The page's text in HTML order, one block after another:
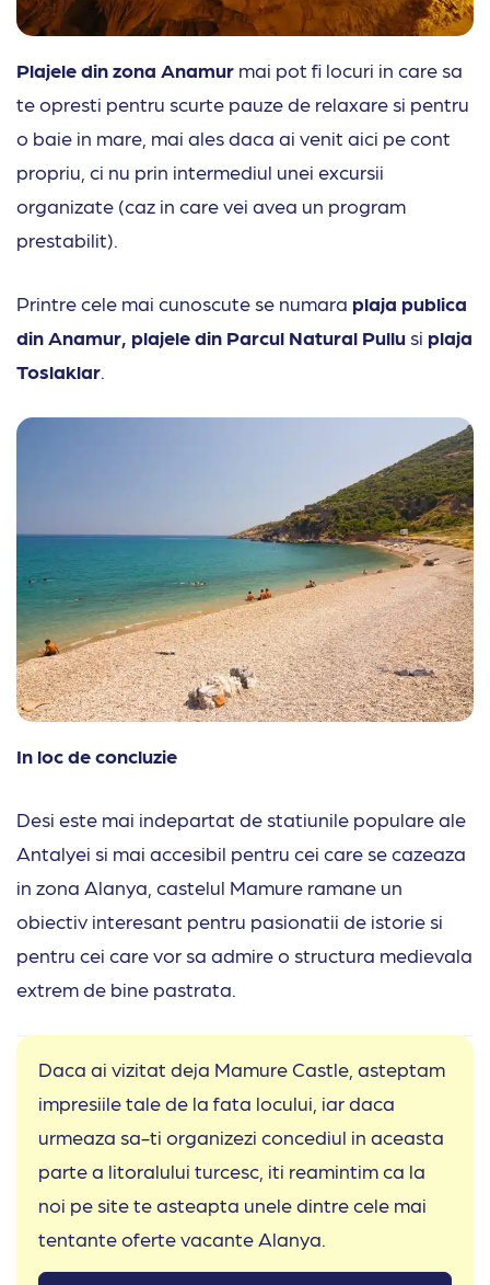
Plajele din zona Anamur mai pot fi locuri in care sa
te opresti pentru scurte pauze de relaxare si pentru
o baie in mare, mai ales daca ai venit aici pe cont
propriu, ci nu prin intermediul unei excursii
organizate (caz in care vei avea un program
prestabilit).
Printre cele mai cunoscute se numara plaja publica
din Anamur, plajele din Parcul Natural Pullu si plaja
Toslaklar
In loc de concluzie
Desi este mai indepartat de statiunile populare ale
Antalyei si mai accesibil pentru cei care se cazeaza
in zona Alanya, castelul Mamure ramane un
obiectiv interesant pentru pasionatii de istorie si
pentru cei care vor sa admire o structura medievala
extrem de bine pastrata.
Daca ai vizitat deja Mamure Castle, asteptam
impresiile tale de la fata locului, iar daca
urmeaza sa-ti organizezi concediul in aceasta
parte a litoralului turcesc, iti reamintim ca la
noi pe site te asteapta unele dintre cele mai
tentante oferte vacante Alanya.